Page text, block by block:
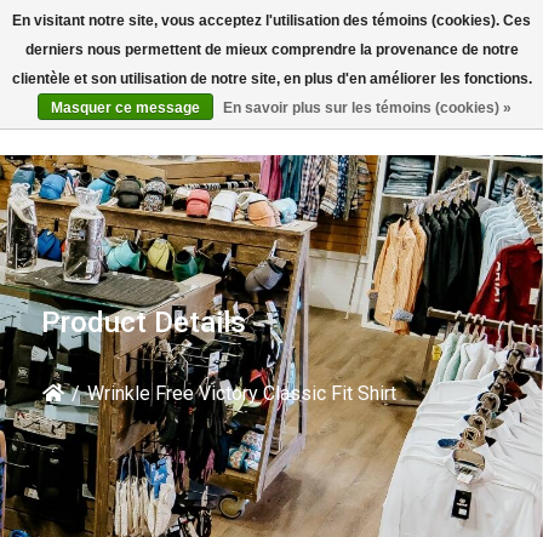
Rechercher
Product Details
/ Wrinkle Free Victory Classic Fit Shirt
En visitant notre site, vous acceptez l'utilisation des témoins (cookies). Ces
derniers nous permettent de mieux comprendre la provenance de notre
clientèle et son utilisation de notre site, en plus d'en améliorer les fonctions.
Masquer ce message
En savoir plus sur les témoins (cookies) »